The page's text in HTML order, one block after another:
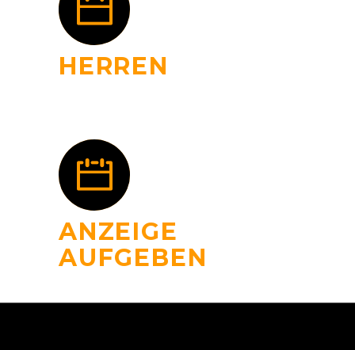
HERREN
ANZEIGE
AUFGEBEN